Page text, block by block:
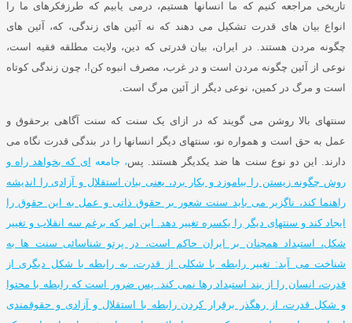
تاریخی مراجعه کنیم که ما انسانها هستیم، درمی یابیم که طرزفکرهای ما را
انواع بیان های قدرت تشکیل می دهند که نه آئین های زندگی، که، آئین های
چگونه مردن هستند
در ایران، بیان قدرتی که دین، ولایت مطلقه فقیه است،
نوعی از آئین چگونه مردن است و در غرب، مصرف انبوه کن!، چون زندگی کوتاه
است و مرگ در کمین، نوعی دیگر از آئین مرگ است
سنتهای بالا روشن می گویند که در ازای یک سنت که سنت آگاهی برحقوق و
عمل به حق است و همواره نو، سنتهای دیگر انسانها را در بندگی قدرت نگاه می
دارند
این دو نوع سنت ها ضد یکدیگر هستند پس، جامعه ای که بخواهد راه و
روش چگونه زیستن را بیاموزد و بکار برد، یعنی بیان استقلال و آزادی را اندیشه
راهنما کند، ناگزیر می باید سنت شعور بر حقوق ذاتی و عمل به این حقوق را
ایجاد کند و سنتهای دیگر را یکسره تغییر دهد
این امر که برغم سه انقلاب و تغییر
شکل، استبداد همچنان بر ایران حاکم است، در پرتو شناسائی سنت ها به
شناخت می آید :تغییر رابطه با شکلی از قدرت، به رابطه با شکل دیگری از
قدرت، انسان را از بند استبداد رها نمی کند
پس ضرور است که رابطه با محتوا
و شکل قدرت، از رهگذر برقرار کردن رابطه با استقلال و آزادی و حقوقمندی